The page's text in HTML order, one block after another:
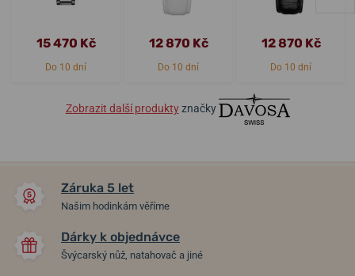
15 470 Kč
Do 10 dní
12 870 Kč
Do 10 dní
12 870 Kč
Do 10 dní
Zobrazit další produktyznačky
Záruka 5 let
Našim hodinkám věříme
Dárky k objednávce
Švýcarský nůž, natahovač a jiné